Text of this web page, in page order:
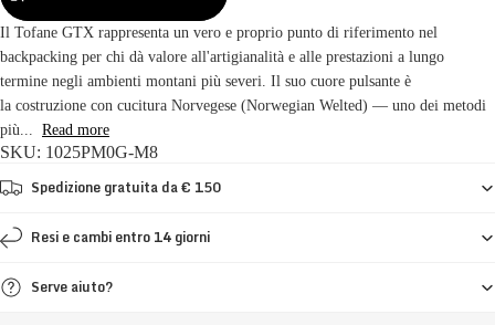
Il Tofane GTX rappresenta un vero e proprio punto di riferimento nel
backpacking per chi dà valore all'artigianalità e alle prestazioni a lungo
termine negli ambienti montani più severi. Il suo cuore pulsante è
la costruzione con cucitura Norvegese (Norwegian Welted) — uno dei metodi
più... Read more
SKU: 1025PM0G-M8
Spedizione gratuita da € 150
Resi e cambi entro 14 giorni
Serve aiuto?